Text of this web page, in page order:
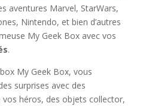
aventures Marvel, StarWars,
Nintendo, et bien d’autres
My Geek Box avec vos
.
My Geek Box, vous
surprises avec des
vos héros, des objets collector,